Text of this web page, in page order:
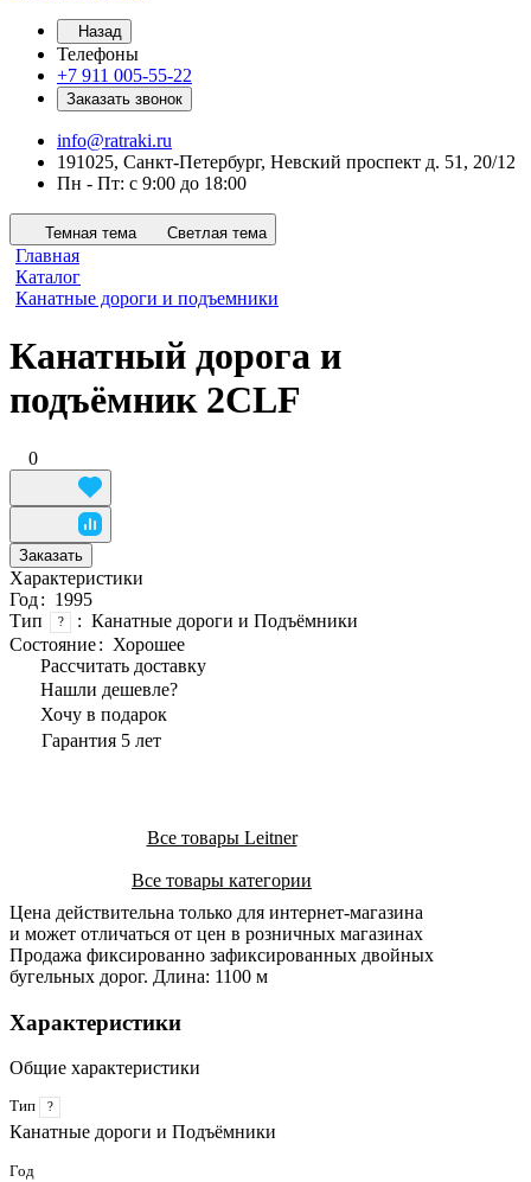
Назад
Телефоны
+7 911 005-55-22
Заказать звонок
info@ratraki.ru
191025, Санкт-Петербург, Невский проспект д. 51, 20/12
Пн - Пт: с 9:00 до 18:00
Темная тема Светлая тема
Главная
Каталог
Канатные дороги и подъемники
Канатный дорога и
подъёмник 2CLF
0
Заказать
Характеристики
Год: 1995
Тип
? : Канатные дороги и Подъёмники
Состояние: Хорошее
Рассчитать доставку
Нашли дешевле?
Хочу в подарок
Гарантия 5 лет
Все товары Leitner
Все товары категории
Цена действительна только для интернет-магазина
и может отличаться от цен в розничных магазинах
Продажа фиксированно зафиксированных двойных
бугельных дорог. Длина: 1100 м
Характеристики
Общие характеристики
Тип ?
Канатные дороги и Подъёмники
Год